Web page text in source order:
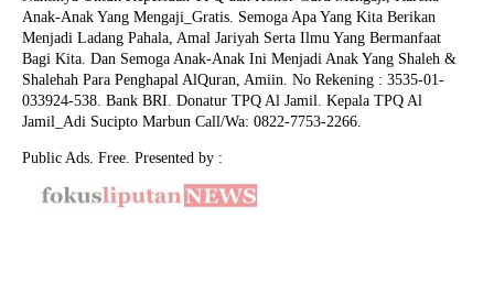
Anak-Anak Yang Mengaji_Gratis. Semoga Apa Yang Kita Berikan
Menjadi Ladang Pahala, Amal Jariyah Serta Ilmu Yang Bermanfaat
Bagi Kita. Dan Semoga Anak-Anak Ini Menjadi Anak Yang Shaleh &
Shalehah Para Penghapal AlQuran, Amiin. No Rekening : 3535-01-
033924-538. Bank BRI. Donatur TPQ Al Jamil. Kepala TPQ Al
Jamil_Adi Sucipto Marbun Call/Wa: 0822-7753-2266.
Public Ads. Free. Presented by :